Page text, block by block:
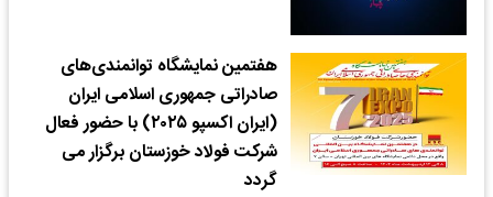
هفتمین نمایشگاه توانمندی‌های
صادراتی جمهوری اسلامی ایران
(ایران اکسپو ۲۰۲۵) با حضور فعال
شرکت فولاد خوزستان برگزار می
گردد